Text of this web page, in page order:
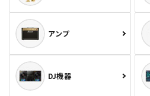
アンプ
DJ機器